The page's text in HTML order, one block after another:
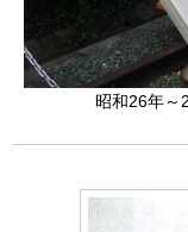
昭和26年～